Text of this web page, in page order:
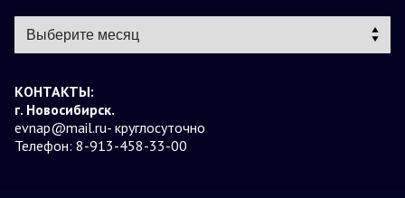
КОНТАКТЫ:
г. Новосибирск.
evnap@mail.ru- круглосуточно
Телефон: 8-913-458-33-00